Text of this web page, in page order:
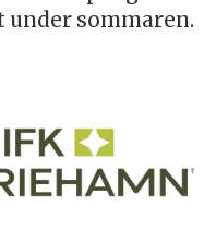
under sommaren.